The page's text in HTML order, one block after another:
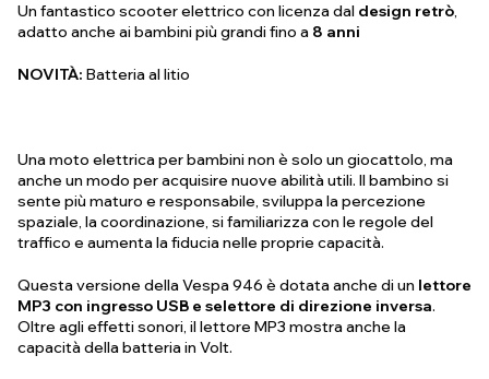
Un fantastico scooter elettrico con licenza dal design retrò,
adatto anche ai bambini più grandi fino a 8 anni
NOVITÀ: Batteria al litio
Una moto elettrica per bambini non è solo un giocattolo, ma
anche un modo per acquisire nuove abilità utili. Il bambino si
sente più maturo e responsabile, sviluppa la percezione
spaziale, la coordinazione, si familiarizza con le regole del
traffico e aumenta la fiducia nelle proprie capacità.
Questa versione della Vespa 946 è dotata anche di un lettore
MP3 con ingresso USB e selettore di direzione inversa.
Oltre agli effetti sonori, il lettore MP3 mostra anche la
capacità della batteria in Volt.